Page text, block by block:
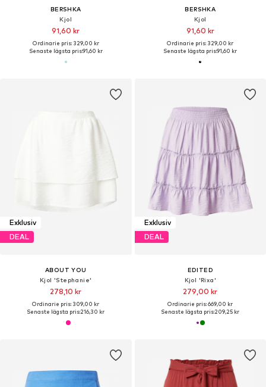
BERSHKA
Kjol
91,60 kr
Ordinarie pris: 329,00 kr
Senaste lägsta pris:91,60 kr
BERSHKA
Kjol
91,60 kr
Ordinarie pris: 329,00 kr
Senaste lägsta pris:91,60 kr
Exklusiv
DEAL
ABOUT YOU
Kjol 'Stephanie'
278,10 kr
Ordinarie pris: 309,00 kr
Senaste lägsta pris:216,30 kr
Exklusiv
DEAL
EDITED
Kjol 'Rixa'
279,00 kr
Ordinarie pris: 669,00 kr
Senaste lägsta pris:209,25 kr